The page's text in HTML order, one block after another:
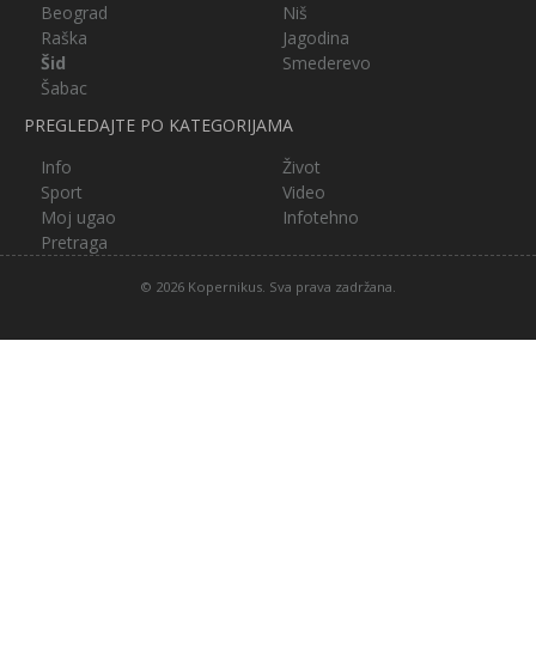
Beograd
Niš
Raška
Jagodina
Šid
Smederevo
Šabac
PREGLEDAJTE PO KATEGORIJAMA
Info
Život
Sport
Video
Moj ugao
Infotehno
Pretraga
© 2026 Kopernikus. Sva prava zadržana.